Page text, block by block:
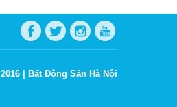
2016 | Bất Động Sản Hà Nội